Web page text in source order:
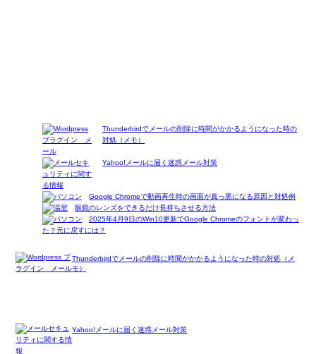
Thunderbirdでメールの削除に時間がかかるようになった時の
対処（メモ）
Yahoo!メールに届く迷惑メール対策
Google Chromeで動画再生時の画面が真っ黒になる原因と対処例
眼鏡のレンズをできるだけ長持ちさせる方法
2025年4月9日のWin10更新でGoogle Chromeのフォントが変わっ
た？元に戻すには？
Thunderbirdでメールの削除に時間がかかるようになった時の対処（メ
モ）
Yahoo!メールに届く迷惑メール対策